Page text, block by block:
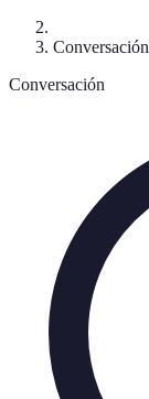
Conversación
Conversación